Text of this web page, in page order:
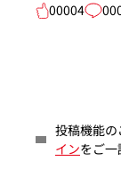
00004
投稿機能
インをご一